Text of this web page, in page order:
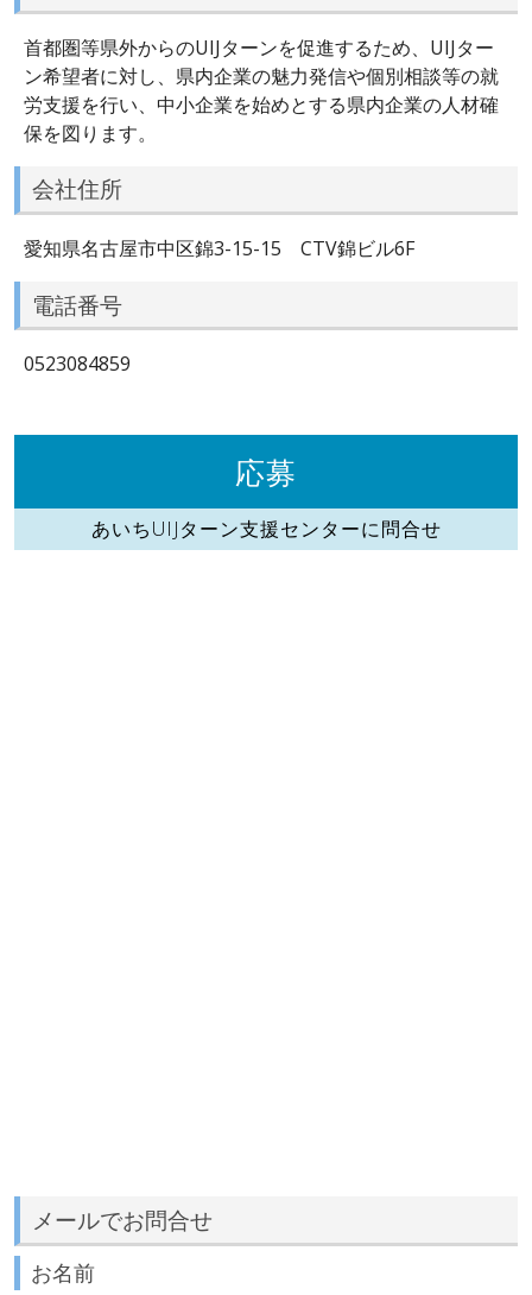
首都圏等県外からのUIJターンを促進するため、UIJター
ン希望者に対し、県内企業の魅力発信や個別相談等の就
労支援を行い、中小企業を始めとする県内企業の人材確
保を図ります。
会社住所
愛知県名古屋市中区錦3-15-15 CTV錦ビル6F
電話番号
0523084859
応募
あいちUIJターン支援センターに問合せ
メールでお問合せ
お名前